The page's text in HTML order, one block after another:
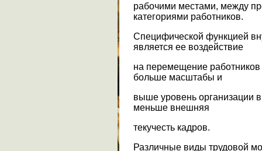
рабочими местами, между
категориями работников.
Специфической функцией
является ее воздействие
на перемещение
больше масштабы и
выше уровень организации
меньше внешняя
текучесть кадров.
Различные виды трудовой